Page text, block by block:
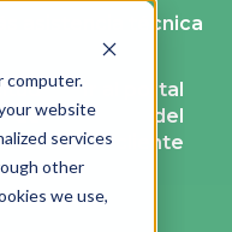
computer.
website
services
other
we use,
submenú de
asistencia técnica
de
Ir al portal
del
cliente